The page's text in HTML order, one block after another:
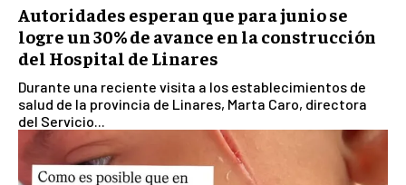
Autoridades esperan que para junio se
logre un 30% de avance en la construcción
del Hospital de Linares
Durante una reciente visita a los establecimientos de
salud de la provincia de Linares, Marta Caro, directora
del Servicio...